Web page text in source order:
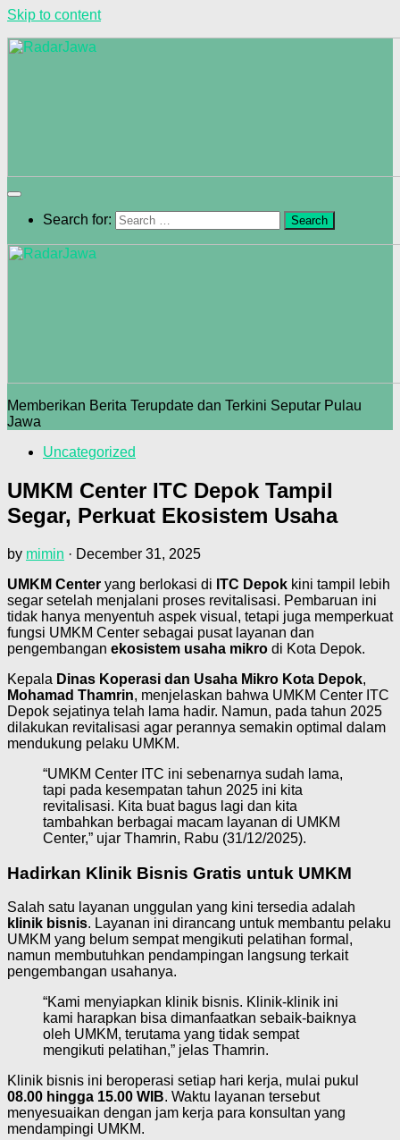
Skip to content
Search for:
Memberikan Berita Terupdate dan Terkini Seputar Pulau
Jawa
Uncategorized
UMKM Center ITC Depok Tampil
Segar, Perkuat Ekosistem Usaha
by mimin · December 31, 2025
UMKM Center yang berlokasi di ITC Depok kini tampil lebih
segar setelah menjalani proses revitalisasi. Pembaruan ini
tidak hanya menyentuh aspek visual, tetapi juga memperkuat
fungsi UMKM Center sebagai pusat layanan dan
pengembangan ekosistem usaha mikro di Kota Depok.
Kepala Dinas Koperasi dan Usaha Mikro Kota Depok,
Mohamad Thamrin, menjelaskan bahwa UMKM Center ITC
Depok sejatinya telah lama hadir. Namun, pada tahun 2025
dilakukan revitalisasi agar perannya semakin optimal dalam
mendukung pelaku UMKM.
“UMKM Center ITC ini sebenarnya sudah lama,
tapi pada kesempatan tahun 2025 ini kita
revitalisasi. Kita buat bagus lagi dan kita
tambahkan berbagai macam layanan di UMKM
Center,” ujar Thamrin, Rabu (31/12/2025).
Hadirkan Klinik Bisnis Gratis untuk UMKM
Salah satu layanan unggulan yang kini tersedia adalah
klinik bisnis. Layanan ini dirancang untuk membantu pelaku
UMKM yang belum sempat mengikuti pelatihan formal,
namun membutuhkan pendampingan langsung terkait
pengembangan usahanya.
“Kami menyiapkan klinik bisnis. Klinik-klinik ini
kami harapkan bisa dimanfaatkan sebaik-baiknya
oleh UMKM, terutama yang tidak sempat
mengikuti pelatihan,” jelas Thamrin.
Klinik bisnis ini beroperasi setiap hari kerja, mulai pukul
08.00 hingga 15.00 WIB. Waktu layanan tersebut
menyesuaikan dengan jam kerja para konsultan yang
mendampingi UMKM.